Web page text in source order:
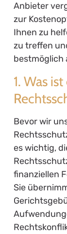
Anbieter
zur
Ihnen zu
zu treffen
bestmöglich
1. Was
Bevor wir
es wichtig,
finanziellen
Sie